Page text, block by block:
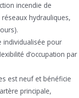
incendie de
hydrauliques,
individualisée pour
d’occupation par
est neuf et bénéficie
principale,